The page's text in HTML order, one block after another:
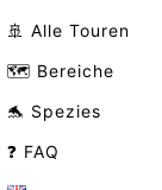
🚢 Alle Touren
🗺️ Bereiche
🐬 Spezies
❓ FAQ